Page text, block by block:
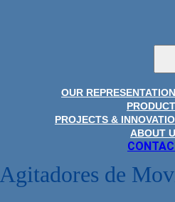
OUR
PROJECTS &
ABOUT
Agitadores de